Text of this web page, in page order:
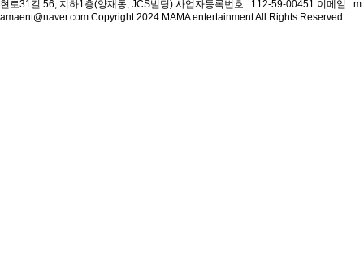
현로31길 56, 지하1층(양재동, JCS빌딩) 사업자등록번호 : 112-59-00451 이메일 : m
amaent@naver.com Copyright 2024 MAMA entertainment All Rights Reserved.